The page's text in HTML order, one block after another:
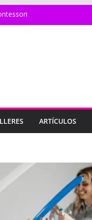
en Educación Inicial
ARTÍCULOS